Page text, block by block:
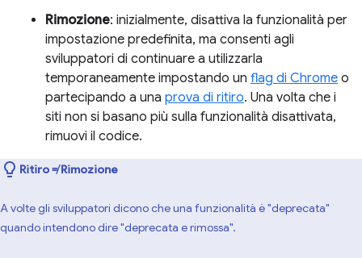
Rimozione: inizialmente, disattiva la funzionalità per
impostazione predefinita, ma consenti agli
sviluppatori di continuare a utilizzarla
temporaneamente impostando un flag di Chrome o
partecipando a una prova di ritiro. Una volta che i
siti non si basano più sulla funzionalità disattivata,
rimuovi il codice.
Ritiro ≠ Rimozione
A volte gli sviluppatori dicono che una funzionalità è "deprecata"
quando intendono dire "deprecata e rimossa".